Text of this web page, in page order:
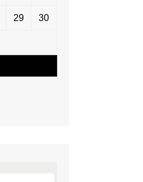
29 30